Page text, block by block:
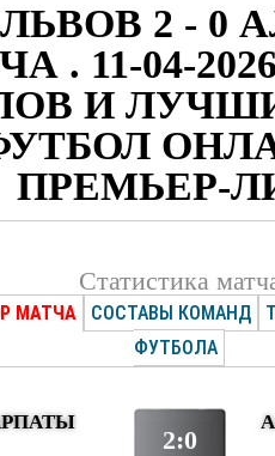
2 - 0
. 11-04-
И
ПРЕМЬЕР-
Статистика
МАТЧА СОСТАВЫ КОМАНД
ФУТБОЛА
2:0